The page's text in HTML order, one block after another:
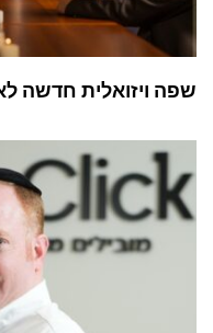
שפה ויזואלית חדשה